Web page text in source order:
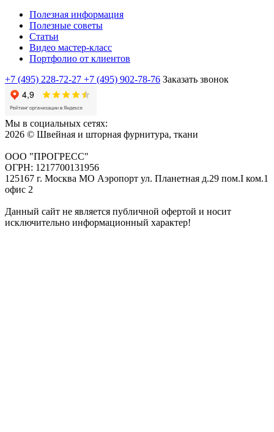
Полезная информация
Полезные советы
Статьи
Видео мастер-класс
Портфолио от клиентов
+7 (495) 228-72-27 +7 (495) 902-78-76 Заказать звонок
Мы в социальных сетях:
2026 © Швейная и шторная фурнитура, ткани
ООО "ПРОГРЕСС"
ОГРН: 1217700131956
125167 г. Москва МО Аэропорт ул. Планетная д.29 пом.I ком.1
офис 2
Данный сайт не является публичной офертой и носит
исключительно информационный характер!